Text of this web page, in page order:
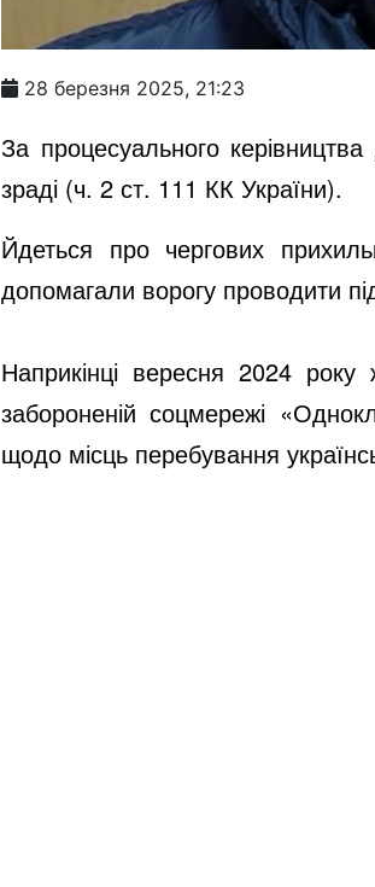
28 березня 2025, 21:23
За процесуального
зраді (ч. 2 ст. 111 КК України).
Йдеться про чергових
допомагали ворогу проводити
Наприкінці вересня 2024
забороненій соцмережі
щодо місць перебування